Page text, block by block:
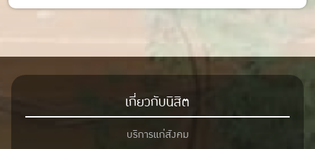
Id line : fourbrabra424
เกี่ยวกับนิสิต
บริการแก่สังคม